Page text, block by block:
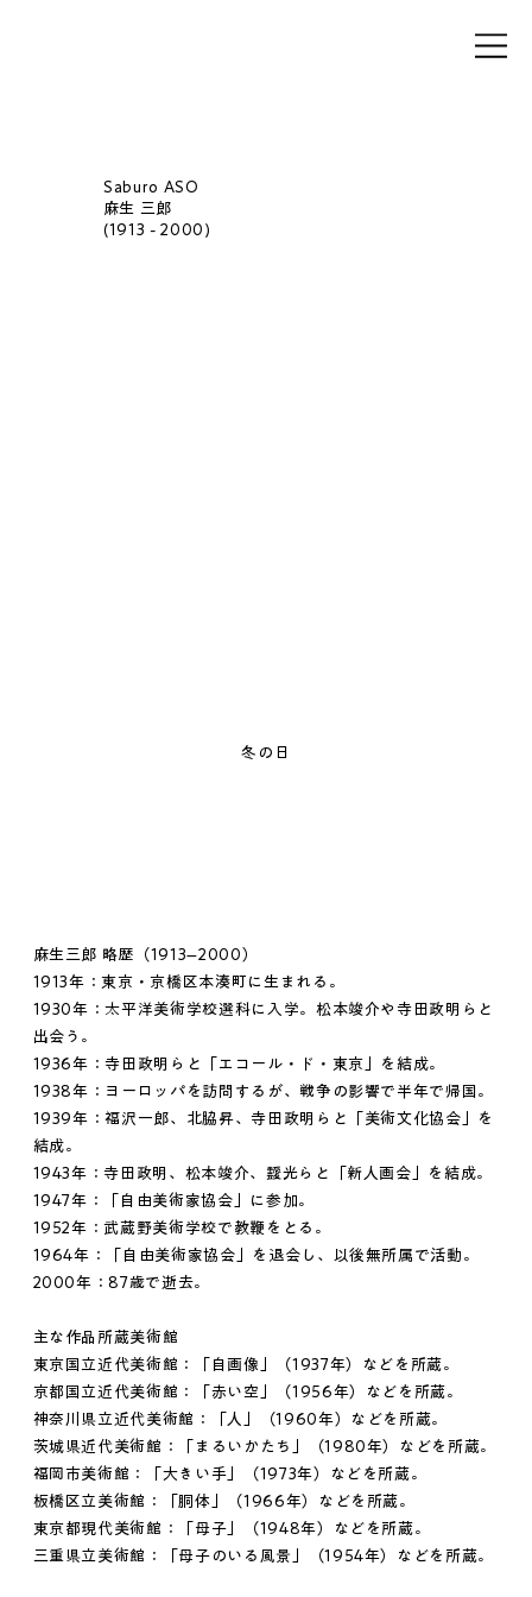
Saburo ASO
麻生 三郎
(1913 - 2000)
冬の日
麻生三郎 略歴（1913–2000）
1913年：東京・京橋区本湊町に生まれる。
1930年：太平洋美術学校選科に入学。松本竣介や寺田政明らと
出会う。
1936年：寺田政明らと「エコール・ド・東京」を結成。
1938年：ヨーロッパを訪問するが、戦争の影響で半年で帰国。
1939年：福沢一郎、北脇昇、寺田政明らと「美術文化協会」を
結成。
1943年：寺田政明、松本竣介、靉光らと「新人画会」を結成。
1947年：「自由美術家協会」に参加。
1952年：武蔵野美術学校で教鞭をとる。
1964年：「自由美術家協会」を退会し、以後無所属で活動。
2000年：87歳で逝去。
主な作品所蔵美術館
東京国立近代美術館：「自画像」（1937年）などを所蔵。
京都国立近代美術館：「赤い空」（1956年）などを所蔵。
神奈川県立近代美術館：「人」（1960年）などを所蔵。
茨城県近代美術館：「まるいかたち」（1980年）などを所蔵。
福岡市美術館：「大きい手」（1973年）などを所蔵。
板橋区立美術館：「胴体」（1966年）などを所蔵。
東京都現代美術館：「母子」（1948年）などを所蔵。
三重県立美術館：「母子のいる風景」（1954年）などを所蔵。